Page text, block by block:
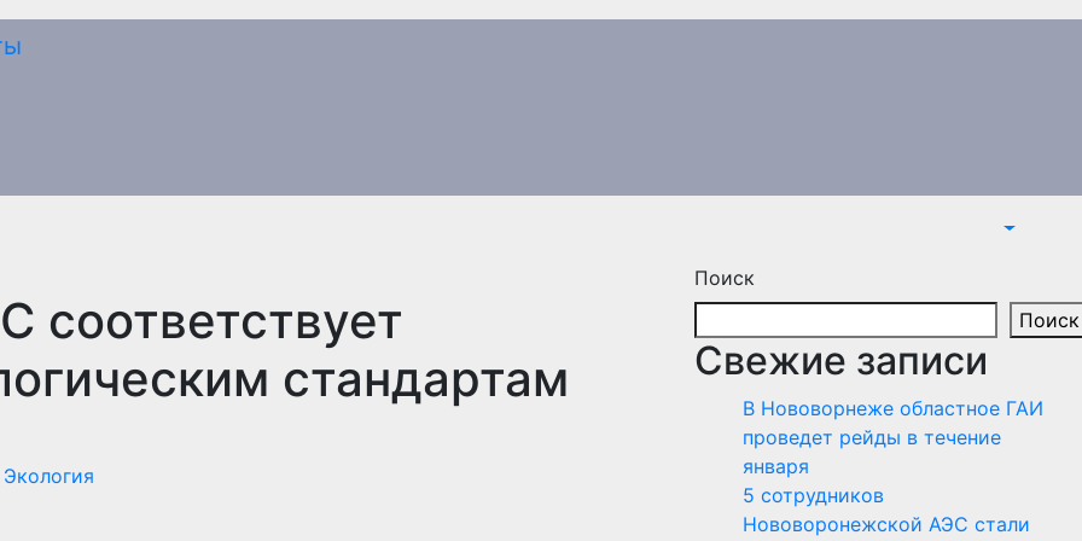
соответствует
стандартам
Экология
Поиск
Поиск
Свежие записи
В Нововорнеже областное ГАИ
проведет рейды в течение
января
5 сотрудников
Нововоронежской АЭС стали